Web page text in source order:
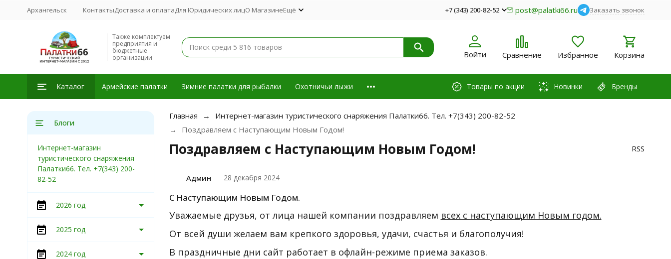
Архангельск КонтактыДоставка и оплатаДля Юридических лицО МагазинеЕщё +7 (343) 200-82-52 post@palatki66.ru Заказать звонок
Также комплектуем
предприятия и
бюджетные
организации
Войти Сравнение Избранное Корзина
Каталог Армейские палатки Зимние палатки для рыбалки Охотничьи лыжи Товары по акции Новинки Бренды
Главная
Интернет-магазин туристического снаряжения Палатки66. Тел. +7(343) 200-82-52
Поздравляем с Наступающим Новым Годом!
Поздравляем с Наступающим Новым Годом! RSS
Админ 28 декабря 2024
С Наступающим Новым Годом.
Уважаемые друзья, от лица нашей компании поздравляем всех с наступающим Новым годом.
От всей души желаем вам крепкого здоровья, удачи, счастья и благополучия!
В праздничные дни сайт работает в офлайн-режиме приема заказов.
Блоги
Интернет-магазин
туристического снаряжения
Палатки66. Тел. +7(343) 200-
82-52
2026 год
2025 год
2024 год